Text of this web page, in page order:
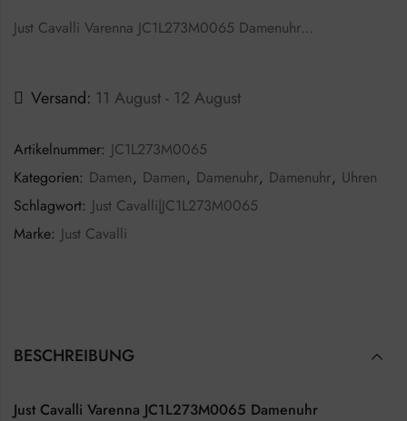
Just Cavalli Varenna JC1L273M0065 Damenuhr…
Versand: 11 August - 12 August
Artikelnummer: JC1L273M0065
Kategorien: Damen, Damen, Damenuhr, Damenuhr, Uhren
Schlagwort: Just Cavalli|JC1L273M0065
Marke: Just Cavalli
BESCHREIBUNG
Just Cavalli Varenna JC1L273M0065 Damenuhr